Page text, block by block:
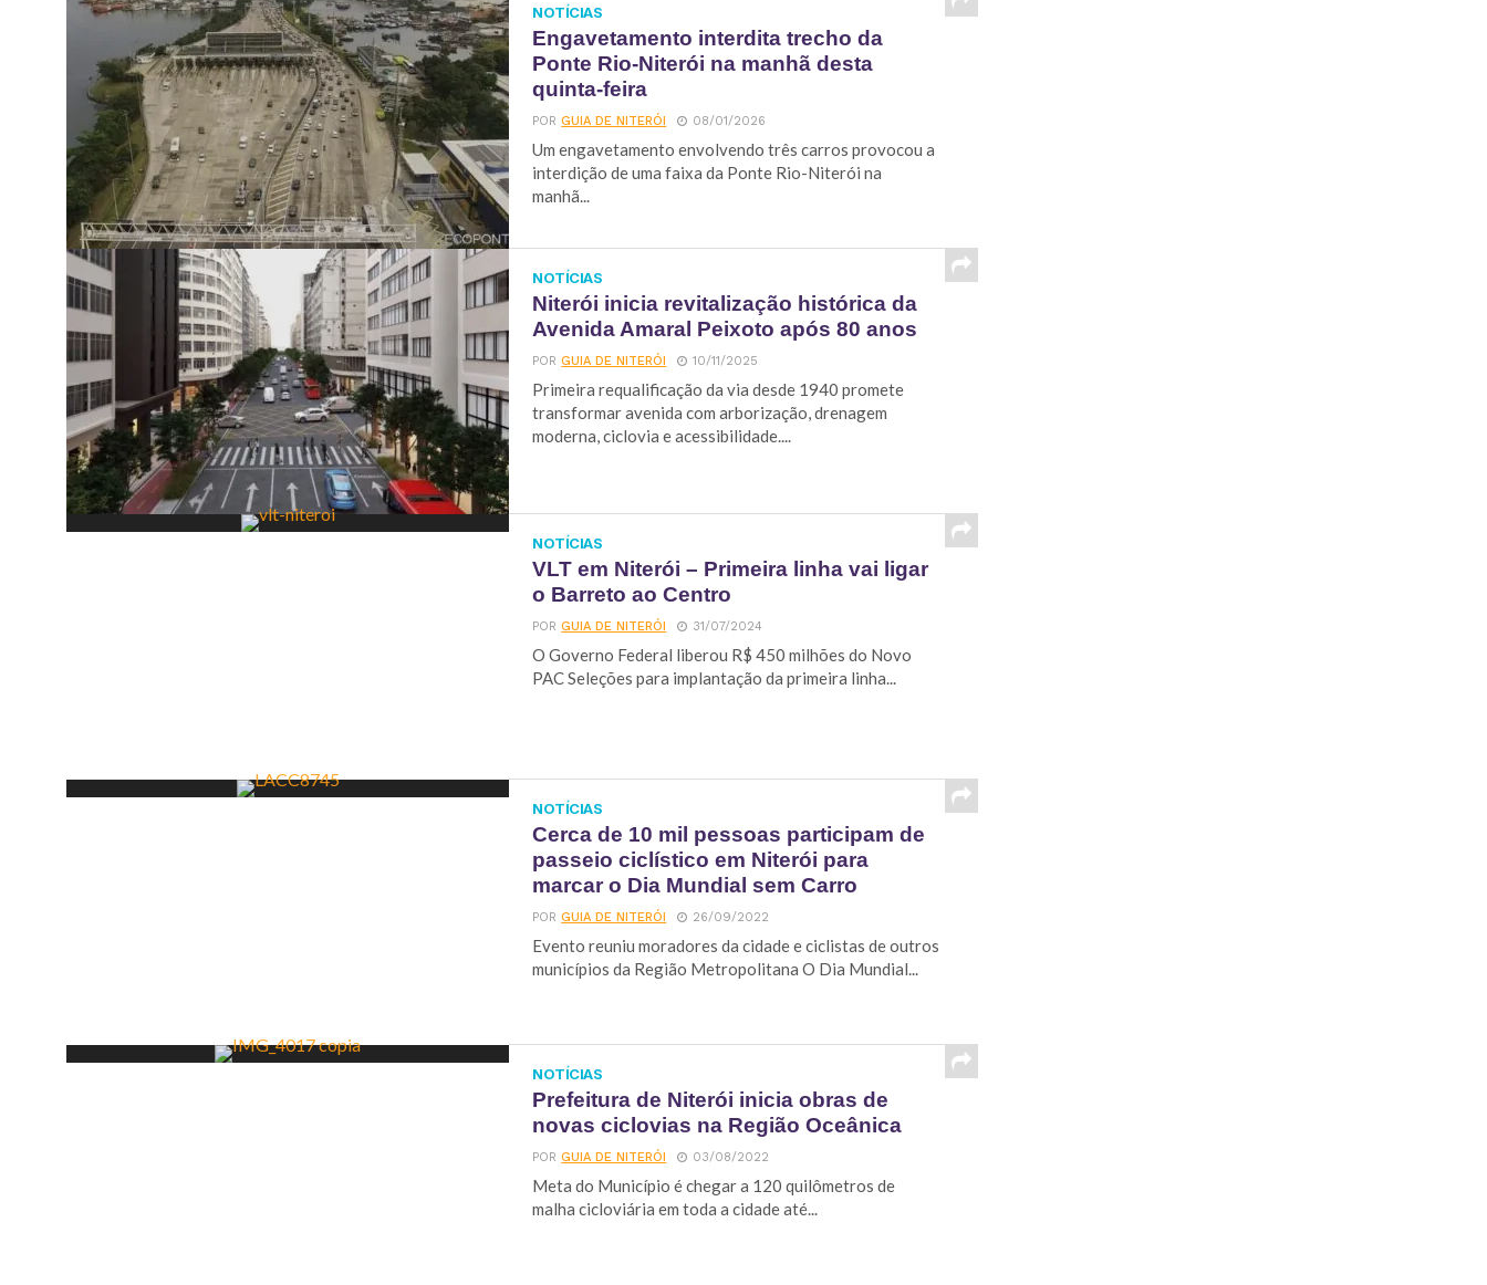
NOTÍCIAS
Engavetamento interdita trecho da
Ponte Rio-Niterói na manhã desta
quinta-feira
PORGUIA DE NITERÓI 08/01/2026
Um engavetamento envolvendo três carros provocou a
interdição de uma faixa da Ponte Rio-Niterói na
manhã...
NOTÍCIAS
Niterói inicia revitalização histórica da
Avenida Amaral Peixoto após 80 anos
PORGUIA DE NITERÓI 10/11/2025
Primeira requalificação da via desde 1940 promete
transformar avenida com arborização, drenagem
moderna, ciclovia e acessibilidade....
NOTÍCIAS
VLT em Niterói – Primeira linha vai ligar
o Barreto ao Centro
PORGUIA DE NITERÓI 31/07/2024
O Governo Federal liberou R$ 450 milhões do Novo
PAC Seleções para implantação da primeira linha...
NOTÍCIAS
Cerca de 10 mil pessoas participam de
passeio ciclístico em Niterói para
marcar o Dia Mundial sem Carro
PORGUIA DE NITERÓI 26/09/2022
Evento reuniu moradores da cidade e ciclistas de outros
municípios da Região Metropolitana O Dia Mundial...
NOTÍCIAS
Prefeitura de Niterói inicia obras de
novas ciclovias na Região Oceânica
PORGUIA DE NITERÓI 03/08/2022
Meta do Município é chegar a 120 quilômetros de
malha cicloviária em toda a cidade até...